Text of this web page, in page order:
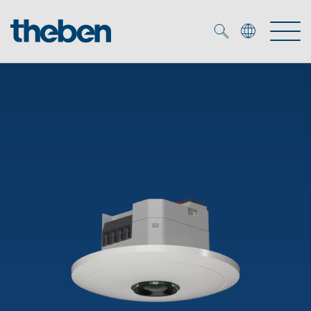
Détecteurs de présence et de mouvement
Solutions OEM
Experts OEM
Références
Contrôle du temps et de la lumière
Commande d'éclairage DALI-2
Médiathèque